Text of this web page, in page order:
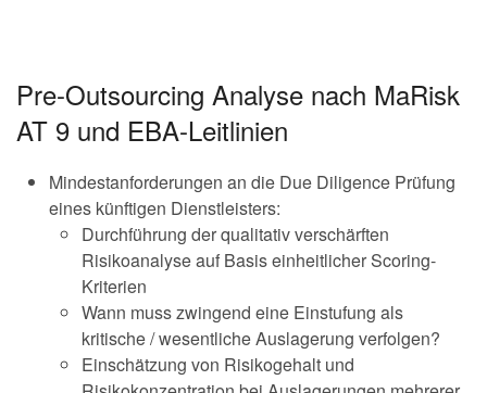
Pre-Outsourcing Analyse nach MaRisk
AT 9 und EBA-Leitlinien
Mindestanforderungen an die Due Diligence Prüfung
eines künftigen Dienstleisters:
Durchführung der qualitativ verschärften
Risikoanalyse auf Basis einheitlicher Scoring-
Kriterien
Wann muss zwingend eine Einstufung als
kritische / wesentliche Auslagerung verfolgen?
Einschätzung von Risikogehalt und